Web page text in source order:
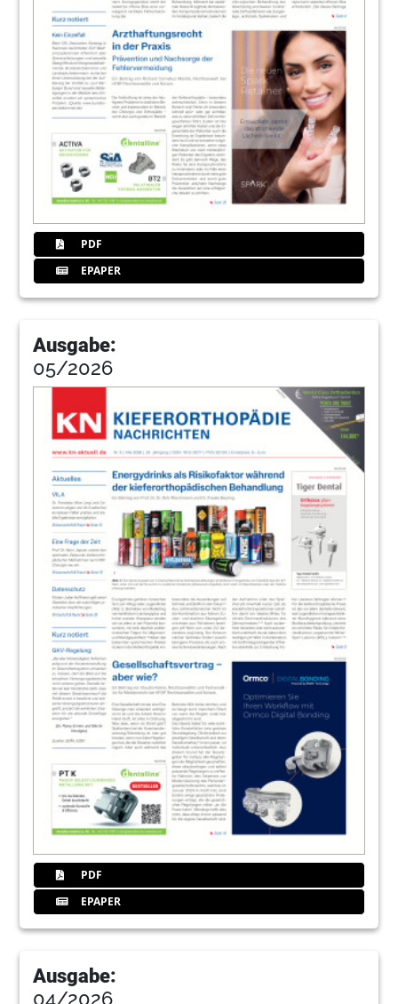
PDF
EPAPER
Ausgabe:
05/2026
PDF
EPAPER
Ausgabe:
04/2026